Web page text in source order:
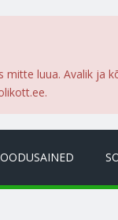
luua. Avalik ja